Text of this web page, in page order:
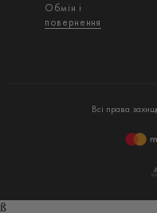
Обмін і
повернення
Всі права
ß